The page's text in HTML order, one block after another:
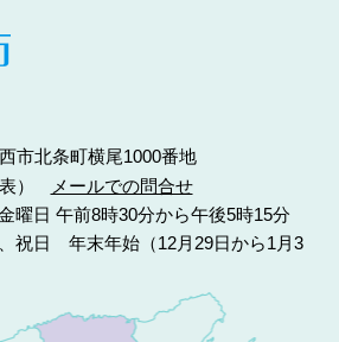
市北条町横尾1000番地
）
メールでの問合せ
曜日 午前8時30分から午後5時15分
祝日 年末年始（12月29日から1月3